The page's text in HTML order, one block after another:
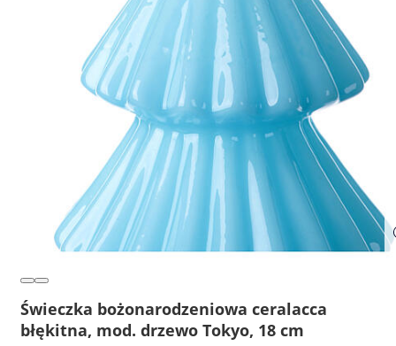
Świeczka bożonarodzeniowa ceralacca
błękitna, mod. drzewo Tokyo, 18 cm